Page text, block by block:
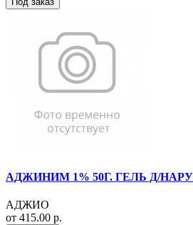
АДЖИНИМ 1% 50Г. ГЕЛЬ Д/
АДЖИО
от 415.00 р.